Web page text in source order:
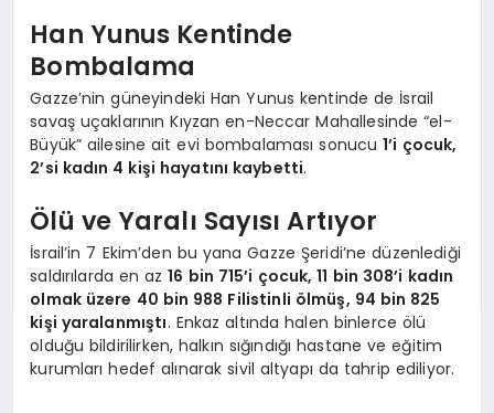
OYUN
Han Yunus Kentinde
Bombalama
Gazze’nin güneyindeki Han Yunus kentinde de İsrail
savaş uçaklarının Kıyzan en-Neccar Mahallesinde “el-
Büyük” ailesine ait evi bombalaması sonucu1’i çocuk,
2’si kadın 4 kişi hayatını kaybetti.
Ölü ve Yaralı Sayısı Artıyor
İsrail’in 7 Ekim’den bu yana Gazze Şeridi’ne düzenlediği
saldırılarda en az16 bin 715’i çocuk, 11 bin 308’i kadın
olmak üzere 40 bin 988 Filistinli ölmüş, 94 bin 825
kişi yaralanmıştı. Enkaz altında halen binlerce ölü
olduğu bildirilirken, halkın sığındığı hastane ve eğitim
kurumları hedef alınarak sivil altyapı da tahrip ediliyor.